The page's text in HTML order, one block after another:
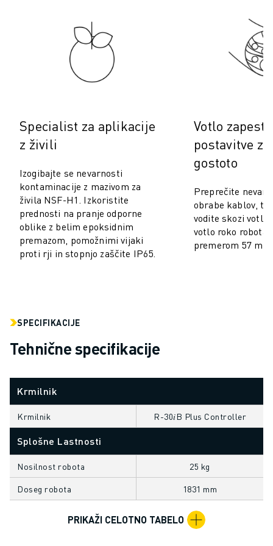
STROJI ZA ŽIČNO EROZIJO EDM
ROBOCUT STROJI ZA ŽIČNO EROZIJO EDM
STROJNA OPREMA ROBOCUT
PROGRAMSKA OPREMA ROBOCUT
REŠITVE IIOT
REŠITVE ZA PAMETNE TOVARNE
PAMETNE TOVARNIŠKE REŠITVE ZA POVEČANJE UČINKOVITOSTI
REGISTRACIJA IZDELKA » FANUC PORTAL
ŠTUDIJE PRIMEROV
REŠITVE
INDUSTRIJE
VSE PANOGE
LETALSKA INDUSTRIJA
HRANA IN PIJAČA
PLASTIKA
APLIKACIJE
VSE APLIKACIJE
5-OSNA OBDELAVA
OBLOČNO VARJENJE
SESTAVLJANJE
CNC REZKANJE
CNC STRUŽENJE
Specialist za aplikacije
z živili
Izogibajte se nevarnosti
kontaminacije z mazivom za
živila NSF-H1. Izkoristite
prednosti na pranje odporne
oblike z belim epoksidnim
premazom, pomožnimi vijaki
proti rji in stopnjo zaščite IP65.
Votlo
postavitve z
gostoto
Preprečite
obrabe kablov,
vodite skozi votlo
votlo roko robota
premerom 57
SPECIFIKACIJE
Tehnične specifikacije
Krmilnik
Krmilnik R-30𝑖B Plus Controller
Splošne Lastnosti
Nosilnost robota 25 kg
Doseg robota 1831 mm
PRIKAŽI CELOTNO TABELO